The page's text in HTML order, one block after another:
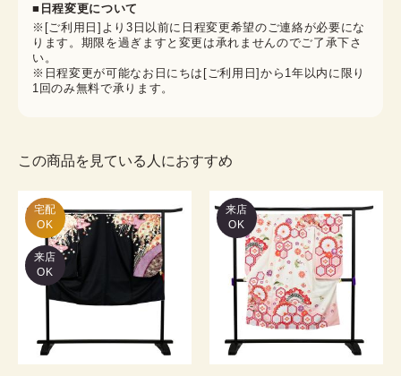
■日程変更について
※[ご利用日]より3日以前に日程変更希望のご連絡が必要にな
ります。期限を過ぎますと変更は承れませんのでご了承下さ
い。
※日程変更が可能なお日にちは[ご利用日]から1年以内に限り
1回のみ無料で承ります。
この商品を見ている人におすすめ
宅配
OK
来店
OK
来店
OK